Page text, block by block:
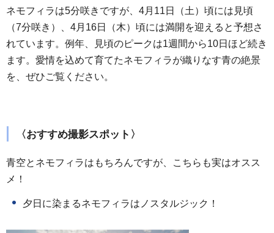
ネモフィラは5分咲きですが、4月11日（土）頃には見頃
（7分咲き）、4月16日（木）頃には満開を迎えると予想さ
れています。例年、見頃のピークは1週間から10日ほど続き
ます。愛情を込めて育てたネモフィラが織りなす青の絶景
を、ぜひご覧ください。
〈おすすめ撮影スポット〉
青空とネモフィラはもちろんですが、こちらも実はオスス
メ！
夕日に染まるネモフィラはノスタルジック！